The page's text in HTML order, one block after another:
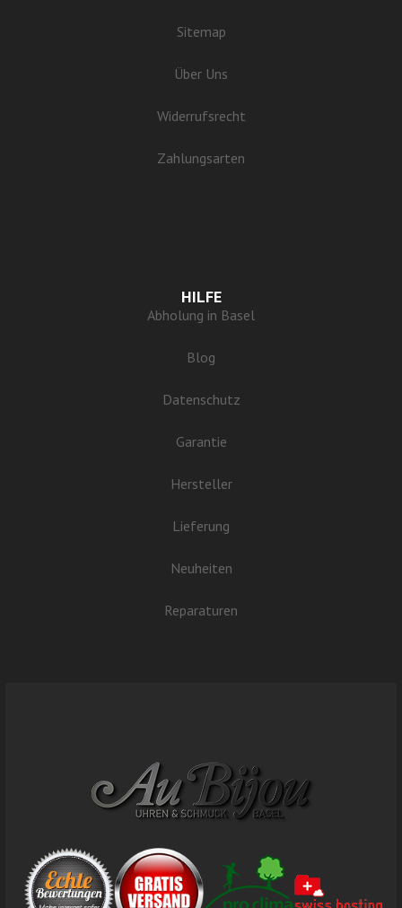
Sitemap
Über Uns
Widerrufsrecht
Zahlungsarten
HILFE
Abholung in Basel
Blog
Datenschutz
Garantie
Hersteller
Lieferung
Neuheiten
Reparaturen